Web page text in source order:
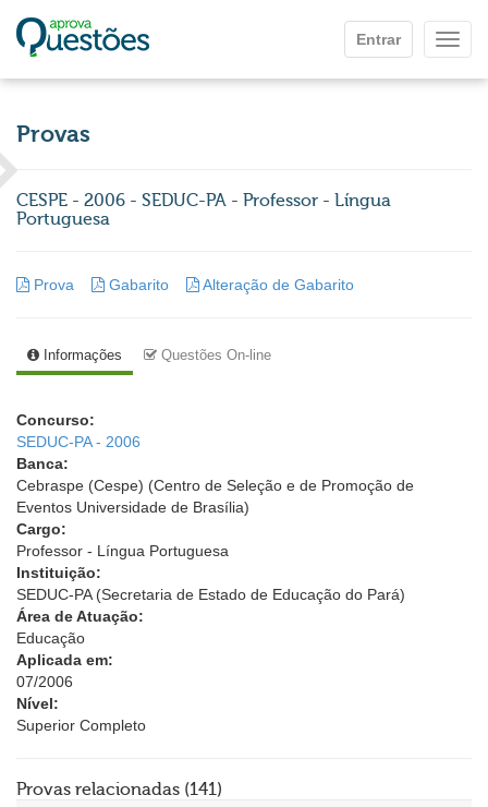
Entrar
Provas
CESPE - 2006 - SEDUC-PA - Professor - Língua
Portuguesa
Prova Gabarito Alteração de Gabarito
Informações Questões On-line
Concurso:
SEDUC-PA - 2006
Banca:
Cebraspe (Cespe) (Centro de Seleção e de Promoção de
Eventos Universidade de Brasília)
Cargo:
Professor - Língua Portuguesa
Instituição:
SEDUC-PA (Secretaria de Estado de Educação do Pará)
Área de Atuação:
Educação
Aplicada em:
07/2006
Nível:
Superior Completo
Provas relacionadas (141)